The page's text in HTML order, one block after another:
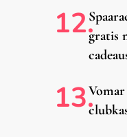
gratis
Vomar